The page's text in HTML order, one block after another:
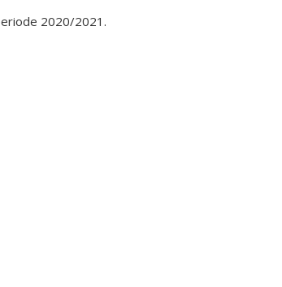
2020/2021.